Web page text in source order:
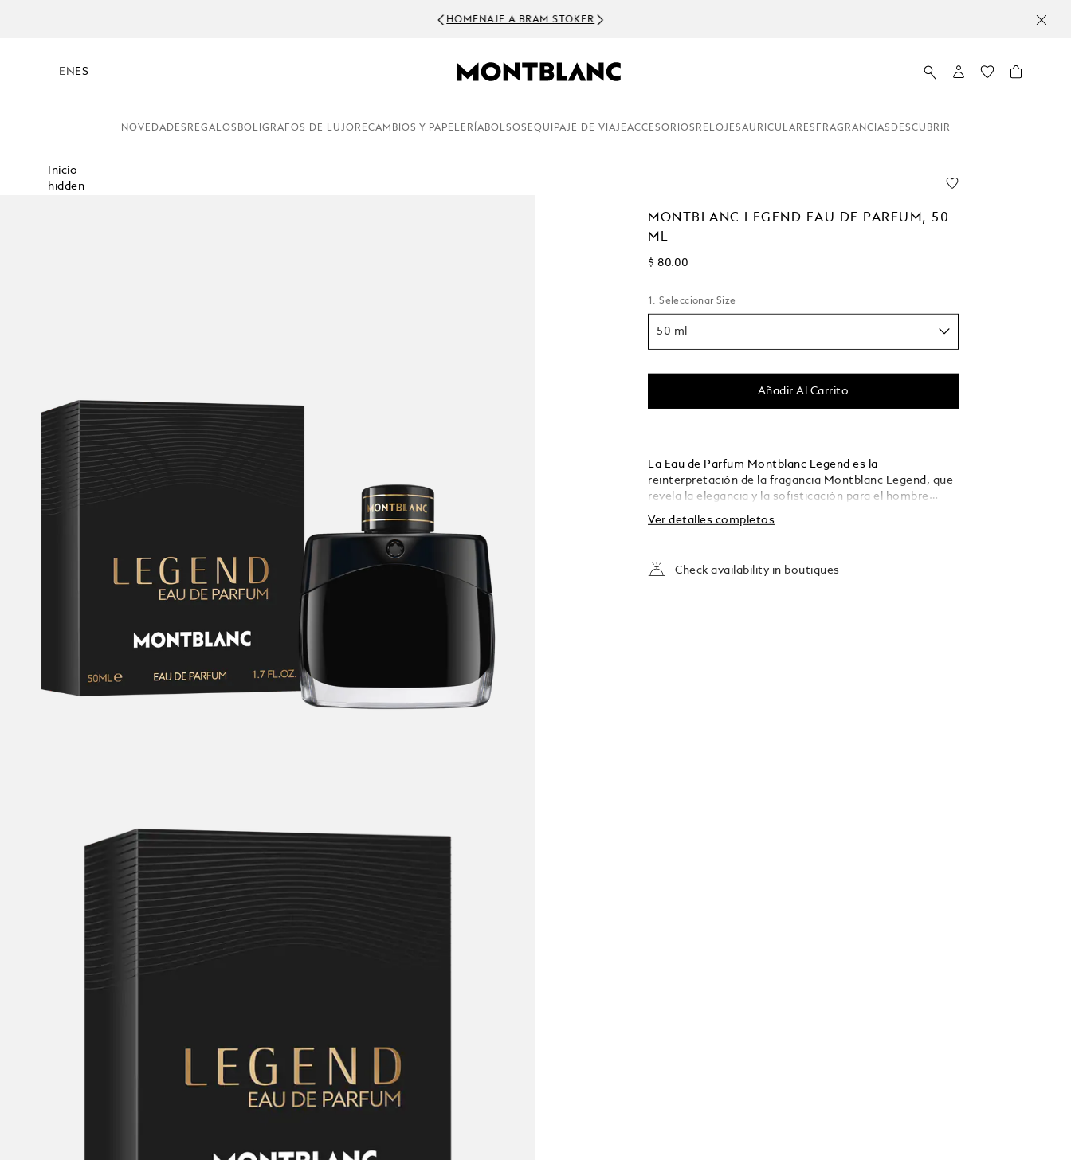
HOMENAJE A BRAM STOKER
EN ES
NOVEDADES REGALOS BOLIGRAFOS DE LUJO RECAMBIOS Y PAPELERÍABOLSOS EQUIPAJE DE VIAJEACCESORIOS RELOJESAURICULARES FRAGRANCIAS DESCUBRIR
Inicio
hidden
MONTBLANC LEGEND EAU DE PARFUM, 50
ML
$ 80.00
1. Seleccionar Size
50 ml
Añadir Al Carrito
La Eau de Parfum Montblanc Legend es la
reinterpretación de la fragancia Montblanc Legend, que
revela la elegancia y la sofisticación para el hombre
Ver detalles completos
Check availability in boutiques